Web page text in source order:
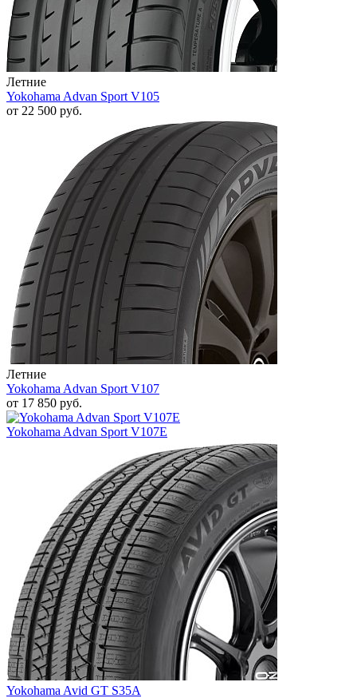
Летние
Yokohama Advan Sport V105
от 22 500 руб.
Летние
Yokohama Advan Sport V107
от 17 850 руб.
Yokohama Advan Sport V107E
Yokohama Avid GT S35A